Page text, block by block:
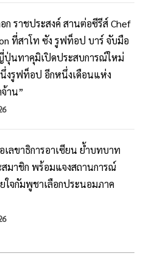
ก ราชประสงค์ สานต่อซีรีส์ Chef
ที่สาโท ซัง รูฟท็อป บาร์ จับมือ
ปุ่นทาคุมิเปิดประสบการณ์ใหม่
งรูฟท็อป อีกหนึ่งเดือนแห่ง
าน”
เลขาธิการอาเซียน ย้ำบทบาท
มาชิก พร้อมแจงสถานการณ์
ใจกัมพูชาเลือกประนอมภาค